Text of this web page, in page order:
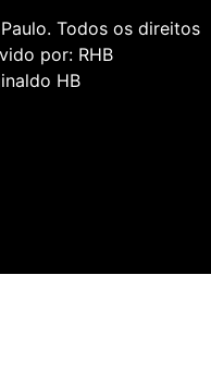
. Todos os direitos
por: RHB
HB